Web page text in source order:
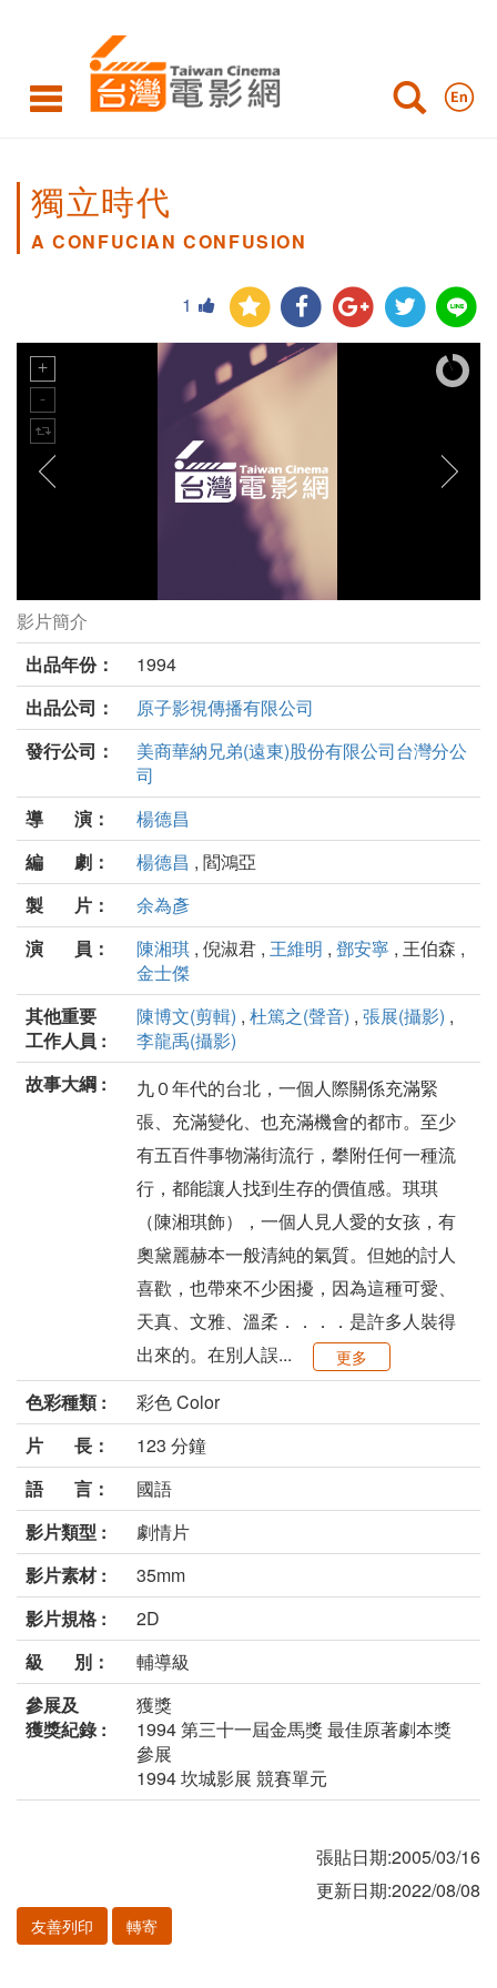
獨立時代
A CONFUCIAN CONFUSION
1
獨立時代劇照
影片簡介
出品年份：
1994
出品公司：
原子影視傳播有限公司
發行公司：
美商華納兄弟(遠東)股份有限公司台灣分公
司
導 演：
楊德昌
編 劇：
楊德昌 , 閻鴻亞
製 片：
余為彥
演 員：
陳湘琪 , 倪淑君 , 王維明 , 鄧安寧 , 王伯森 ,
金士傑
其他重要
工作人員 :
陳博文(剪輯) , 杜篤之(聲音) , 張展(攝影) ,
李龍禹(攝影)
故事大綱 :
九０年代的台北，一個人際關係充滿緊
張、充滿變化、也充滿機會的都市。至少
有五百件事物滿街流行，攀附任何一種流
行，都能讓人找到生存的價值感。琪琪
（陳湘琪飾），一個人見人愛的女孩，有
奧黛麗赫本一般清純的氣質。但她的討人
喜歡，也帶來不少困擾，因為這種可愛、
天真、文雅、溫柔．．．．是許多人裝得
出來的。在別人誤...
更多
色彩種類 :
彩色 Color
片 長：
123 分鐘
語 言：
國語
影片類型 :
劇情片
影片素材 :
35mm
影片規格 :
2D
級 別：
輔導級
參展及
獲獎紀錄 :
獲獎
1994 第三十一屆金馬獎 最佳原著劇本獎
參展
1994 坎城影展 競賽單元
張貼日期:2005/03/16
更新日期:2022/08/08
友善列印 轉寄